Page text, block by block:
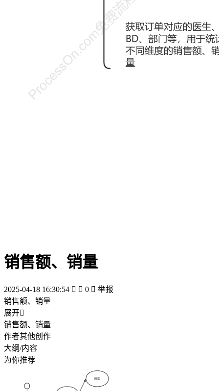
销售额、销量
2025-04-18 16:30:54   0  举报
销售额、销量
展开
销售额、销量
作者其他创作
大纲/内容
为你推荐